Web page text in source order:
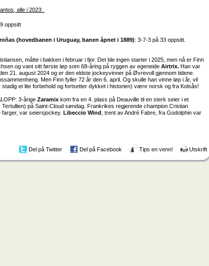
alle i 2023:
oppsitt
(hovedbanen i Uruguay, banen åpnet i 1889): 3-7-3 på 33 oppsitt.
måtte i bakken i februar i fjor. Det ble ingen starter i 2025, men nå er Finn
og vant sitt første løp som 68-åring på ryggen av egeneideAirtrix. Han var
21. august 2024 og er den eldste jockeyvinner på Øvrevoll gjennom tidene.
Men Finn fyller 72 år den 6. april. Og skulle han vinne løp i år, vil
et lite forbehold og fortsetter dykket i historien) være norsk og fra Kolsås!
3-årigeZaramix kom fra en 4. plass på Deauville til en sterk seier i et
på Saint-Cloud søndag. Frankrikes regjerende champion Cristian
farger, var seiersjockey. Libeccio Wind
, trent av André Fabre, fra Godolphin var
Del på Twitter Del på Facebook Tips en venn! Utskrift